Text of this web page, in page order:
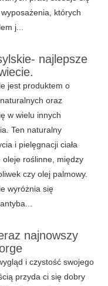
których
j...
najlepsze
jest produktem o
oraz
w wielu innych
Ten naturalny
i pielęgnacji ciała
oleje roślinne, między
czy olej palmowy.
wyróżnia się
najnowszy
i czystość swojego
przyda ci się dobry